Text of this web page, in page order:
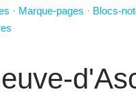
· Marque-pages · Blocs-